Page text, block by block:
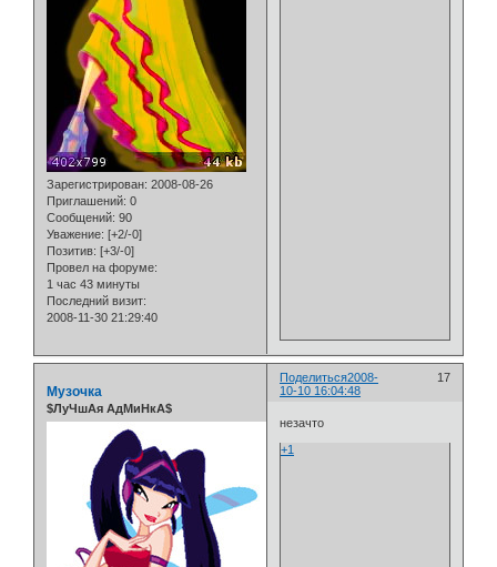
Зарегистрирован: 2008-08-26
Приглашений: 0
Сообщений: 90
Уважение: [+2/-0]
Позитив: [+3/-0]
Провел на форуме:
1 час 43 минуты
Последний визит:
2008-11-30 21:29:40
Поделиться 17
2008-
10-10 16:04:48
Музочка
$ЛуЧшАя АдМиНкА$
незачто
+1